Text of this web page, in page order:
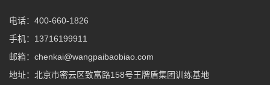
电话：400-660-1826
手机：13716199911
邮箱：chenkai@wangpaibaobiao.com
地址：北京市密云区致富路158号王牌盾集团训练基地